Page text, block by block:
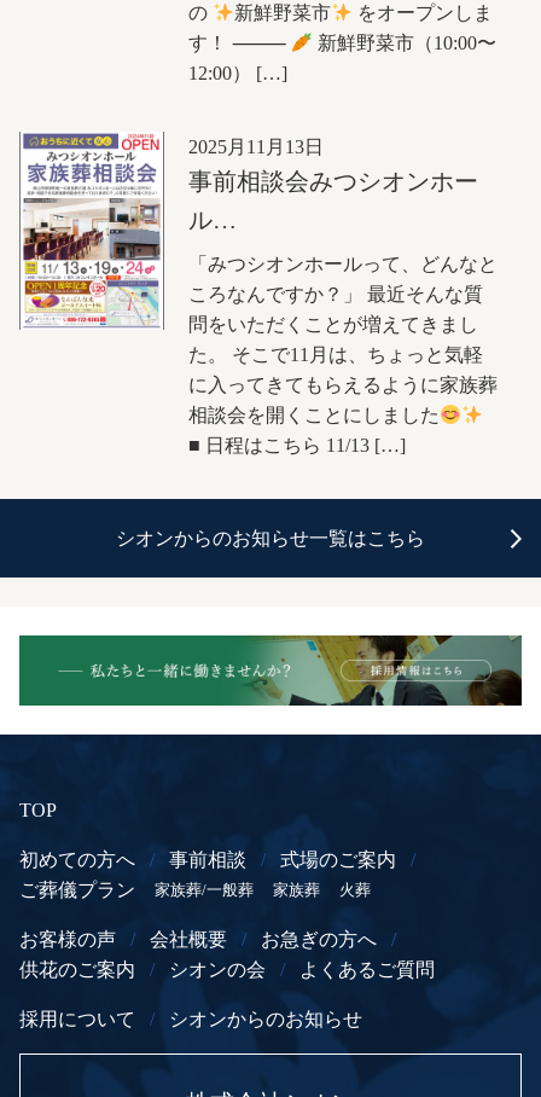
の
新鮮野菜市
をオープンしま
す！ ⸻
新鮮野菜市（10:00〜
12:00） […]
2025月11月13日
事前相談会みつシオンホー
ル…
「みつシオンホールって、どんなと
ころなんですか？」 最近そんな質
問をいただくことが増えてきまし
た。 そこで11月は、ちょっと気軽
に入ってきてもらえるように家族葬
相談会を開くことにしました
■ 日程はこちら 11/13 […]
シオンからのお知らせ一覧はこちら
TOP
初めての方へ / 事前相談 / 式場のご案内
/
ご葬儀プラン
家族葬/一般葬 家族葬 火葬
お客様の声 / 会社概要 / お急ぎの方へ
/
供花のご案内
/ シオンの会 / よくあるご質問
採用について / シオンからのお知らせ